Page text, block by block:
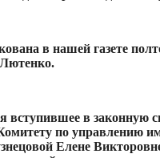
в нашей газете
в законную
по управлению
Елене